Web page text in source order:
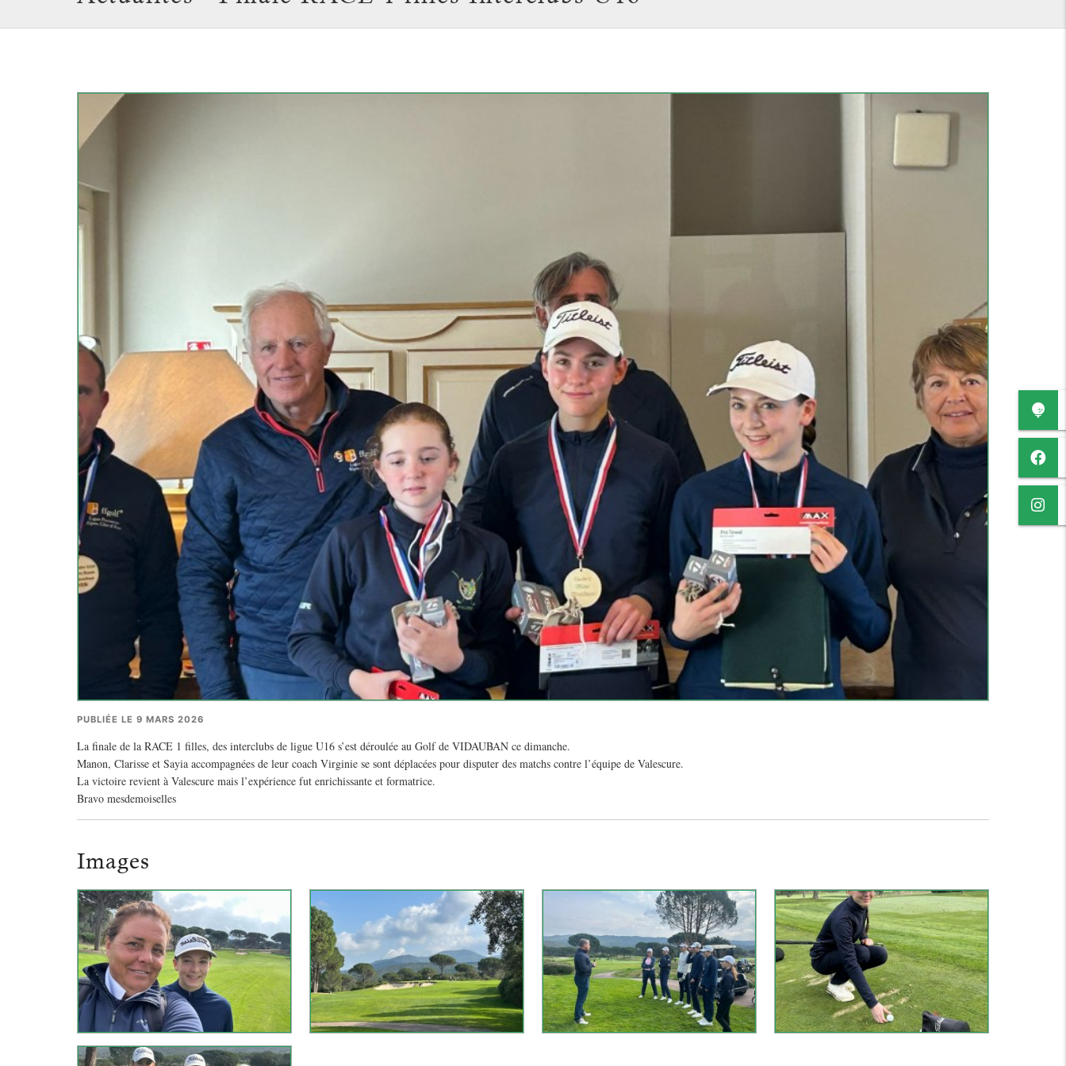
PUBLIÉE LE 9 MARS 2026
La finale de la RACE 1 filles, des interclubs de ligue U16 s’est déroulée au Golf de VIDAUBAN ce dimanche.
Manon, Clarisse et Sayia accompagnées de leur coach Virginie se sont déplacées pour disputer des matchs contre l’équipe de Valescure.
La victoire revient à Valescure mais l’expérience fut enrichissante et formatrice.
Bravo mesdemoiselles
Images